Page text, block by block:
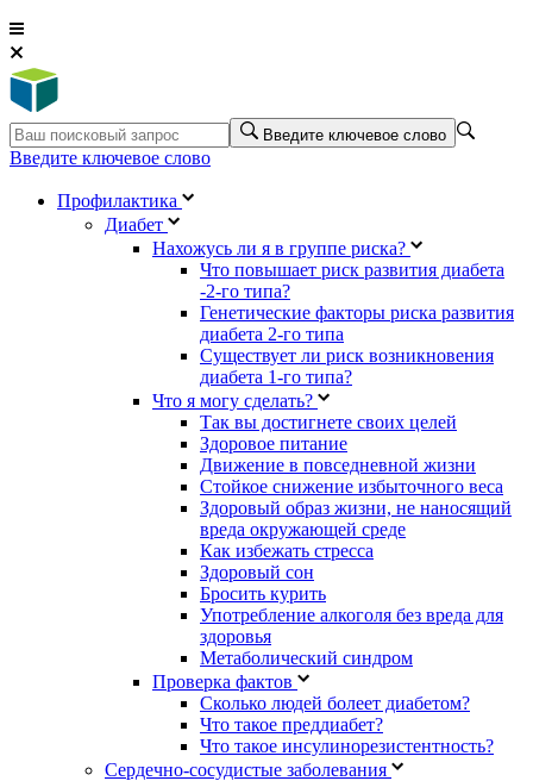
Введите ключевое слово
Введите ключевое слово
Профилактика
Диабет
Нахожусь ли я в группе риска?
Что повышает риск развития диабета
-2-го типа?
Генетические факторы риска развития
диабета 2-го типа
Существует ли риск возникновения
диабета 1-го типа?
Что я могу сделать?
Так вы достигнете своих целей
Здоровое питание
Движение в повседневной жизни
Стойкое снижение избыточного веса
Здоровый образ жизни, не наносящий
вреда окружающей среде
Как избежать стресса
Здоровый сон
Бросить курить
Употребление алкоголя без вреда для
здоровья
Метаболический синдром
Проверка фактов
Сколько людей болеет диабетом?
Что такое преддиабет?
Что такое инсулинорезистентность?
Сердечно-сосудистые заболевания